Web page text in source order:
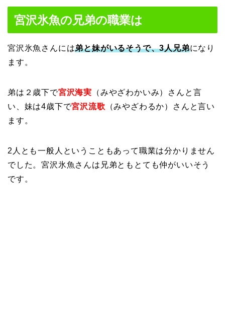
宮沢氷魚の兄弟の職業は
宮沢氷魚さんには弟と妹がいるそうで、3人兄弟になり
ます。
弟は２歳下で宮沢海実 （みやざわかいみ）さんと言
い、妹は4歳下で宮沢流歌 （みやざわるか）さんと言い
ます。
2人とも一般人ということもあって職業は分かりません
でした。宮沢氷魚さんは兄弟ともとても仲がいいそう
です。